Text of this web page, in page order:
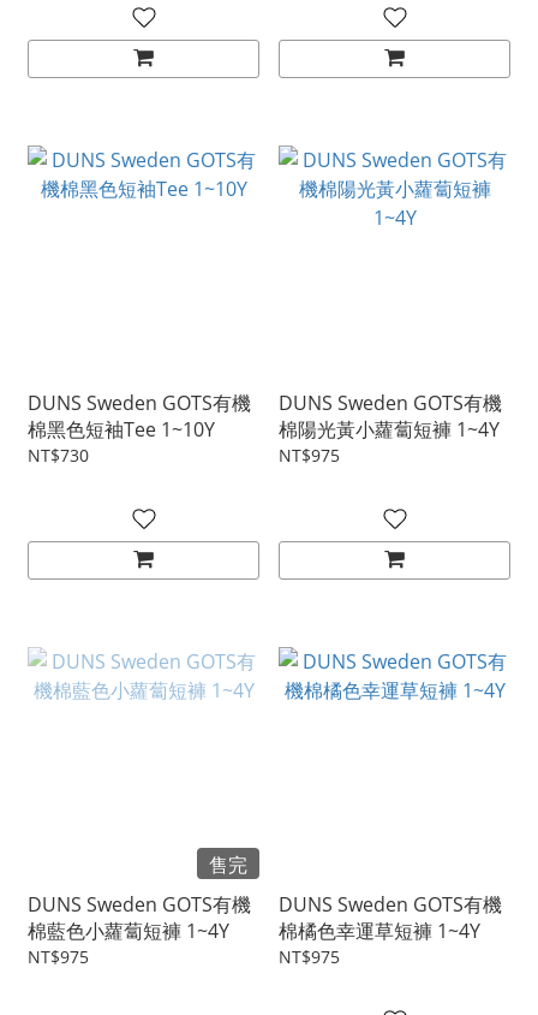
DUNS Sweden GOTS有機
棉黑色短袖Tee 1~10Y
NT$730
DUNS Sweden GOTS有機
棉陽光黃小蘿蔔短褲 1~4Y
NT$975
售完
DUNS Sweden GOTS有機
棉藍色小蘿蔔短褲 1~4Y
NT$975
DUNS Sweden GOTS有機
棉橘色幸運草短褲 1~4Y
NT$975